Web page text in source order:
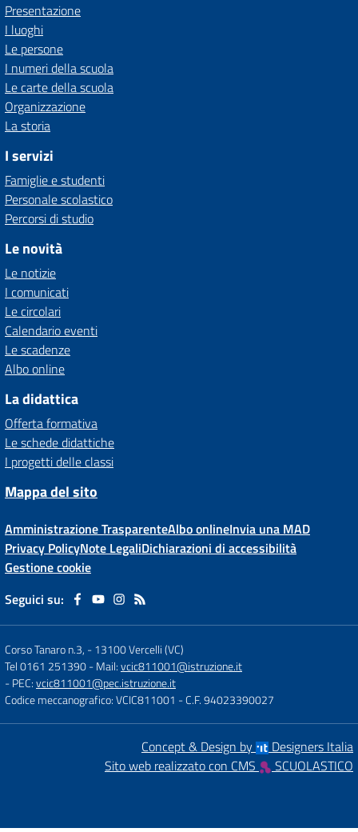
Presentazione
I luoghi
Le persone
I numeri della scuola
Le carte della scuola
Organizzazione
La storia
I servizi
Famiglie e studenti
Personale scolastico
Percorsi di studio
Le novità
Le notizie
I comunicati
Le circolari
Calendario eventi
Le scadenze
Albo online
La didattica
Offerta formativa
Le schede didattiche
I progetti delle classi
Mappa del sito
Amministrazione TrasparenteAlbo onlineInvia una MAD
Privacy PolicyNote LegaliDichiarazioni di accessibilità
Gestione cookie
Seguici su:
Corso Tanaro n.3, -13100 Vercelli (VC)
Tel 0161 251390- Mail:vcic811001@istruzione.it
- PEC:vcic811001@pec.istruzione.it
Codice meccanografico: VCIC811001 - C.F. 94023390027
Concept & Design by
Designers Italia
Sito web realizzato con CMS
SCUOLASTICO